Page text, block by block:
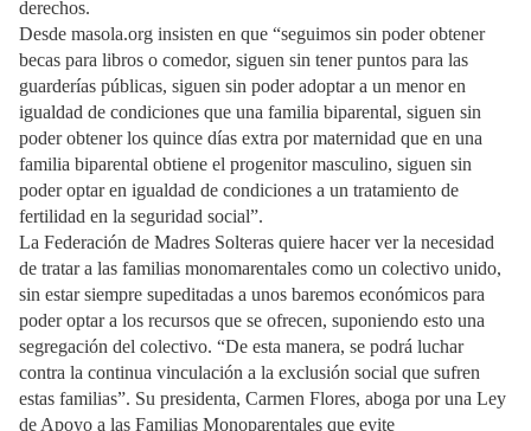
derechos.
Desde masola.org insisten en que “seguimos sin poder obtener
becas para libros o comedor, siguen sin tener puntos para las
guarderías públicas, siguen sin poder adoptar a un menor en
igualdad de condiciones que una familia biparental, siguen sin
poder obtener los quince días extra por maternidad que en una
familia biparental obtiene el progenitor masculino, siguen sin
poder optar en igualdad de condiciones a un tratamiento de
fertilidad en la seguridad social”.
La Federación de Madres Solteras quiere hacer ver la necesidad
de tratar a las familias monomarentales como un colectivo unido,
sin estar siempre supeditadas a unos baremos económicos para
poder optar a los recursos que se ofrecen, suponiendo esto una
segregación del colectivo. “De esta manera, se podrá luchar
contra la continua vinculación a la exclusión social que sufren
estas familias”. Su presidenta, Carmen Flores, aboga por una Ley
de Apoyo a las Familias Monoparentales que evite